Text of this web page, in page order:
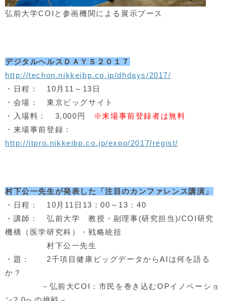
弘前大学COIと参画機関による展示ブース
デジタルヘルスＤＡＹＳ２０１７
http://techon.nikkeibp.co.jp/dhdays/2017/
・日程： 10月11～13日
・会場： 東京ビッグサイト
・入場料： 3,000円
※来場事前登録者は無料
・来場事前登録：
http://itpro.nikkeibp.co.jp/expo/2017/regist/
村下公一先生が発表した「注目のカンファレンス講演」
・日程： 10月11日13：00～13：40
・講師： 弘前大学 教授・副理事(研究担当)/COI研究
機構（医学研究科）・戦略統括
村下公一先生
・題： 2千項目健康ビッグデータからAIは何を語る
か？
－弘前大COI：市民を巻き込むOPイノベーショ